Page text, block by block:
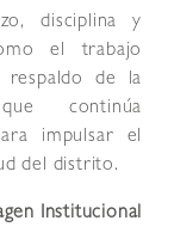
disciplina y
el trabajo
de la
continúa
impulsar el
del distrito.
Institucional